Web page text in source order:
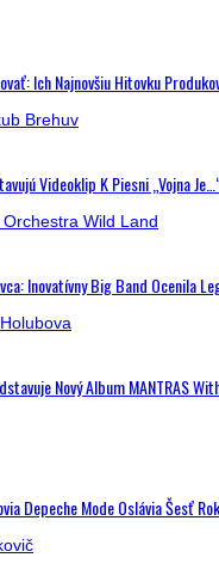
Ich Najnovšiu Hitovku
Videoklip K Piesni „Vojna
Inovatívny Big Band Ocenila
Nový Album MANTRAS
Depeche Mode Oslávia Šesť